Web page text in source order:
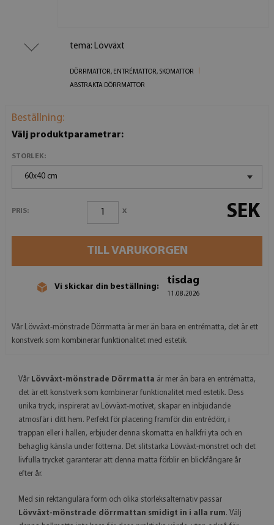
tema: Lövväxt
DÖRRMATTOR, ENTRÉMATTOR, SKOMATTOR
ABSTRAKTA DÖRRMATTOR
Beställning:
Välj produktparametrar:
STORLEK:
60x40 cm
PRIS: x SEK
TILL VARUKORGEN
Vi skickar din beställning:
tisdag
11.08.2026
Vår Lövväxt-mönstrade Dörrmatta är mer än bara en entrématta, det är ett
konstverk som kombinerar funktionalitet med estetik.
Vår Lövväxt-mönstrade Dörrmatta är mer än bara en entrématta,
det är ett konstverk som kombinerar funktionalitet med estetik. Dess
unika tryck, inspirerat av Lövväxt-motivet, skapar en inbjudande
atmosfär i ditt hem. Perfekt för placering framför din entrédörr, i
trappan eller i hallen, erbjuder denna skomatta en halkfri yta och en
behaglig känsla under fötterna. Det slitstarka Lövväxt-mönstret och det
livfulla trycket garanterar att denna matta förblir en blickfångare år
efter år.
Med sin rektangulära form och olika storleksalternativ passar
Lövväxt-mönstrade dörrmattan smidigt in i alla rum. Välj